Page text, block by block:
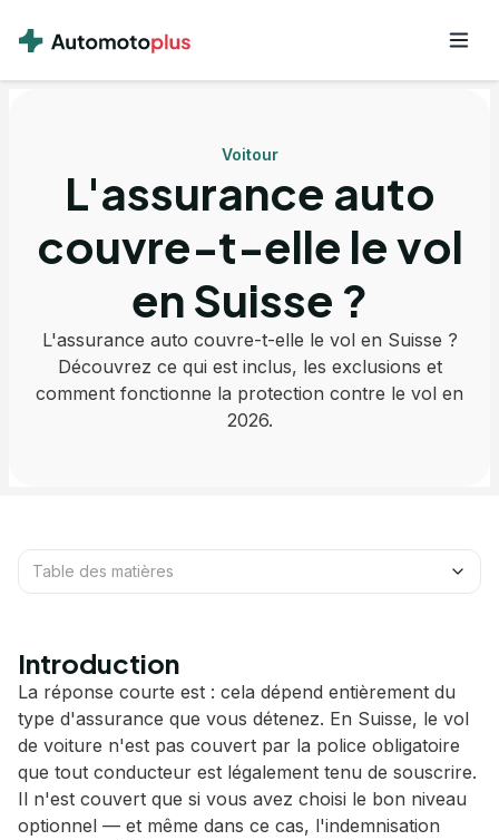
Voitour
L'assurance auto
couvre-t-elle le vol
en Suisse ?
L'assurance auto couvre-t-elle le vol en Suisse ?
Découvrez ce qui est inclus, les exclusions et
comment fonctionne la protection contre le vol en
2026.
Table des matières
Introduction
La réponse courte est : cela dépend entièrement du
type d'assurance que vous détenez. En Suisse, le vol
de voiture n'est pas couvert par la police obligatoire
que tout conducteur est légalement tenu de souscrire.
Il n'est couvert que si vous avez choisi le bon niveau
optionnel — et même dans ce cas, l'indemnisation